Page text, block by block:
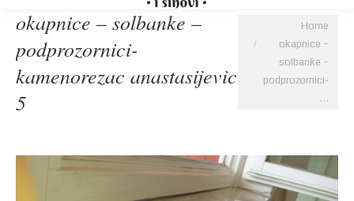
new
okapnice – solbanke –
podprozornici-
kamenorezac anastasijevic
5
You are here:Home
okapnice –
solbanke –
podprozornici-
…